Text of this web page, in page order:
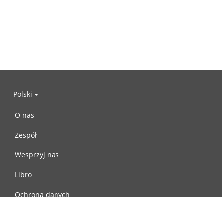
Polski
O nas
Zespół
Wesprzyj nas
Libro
Ochrona danych